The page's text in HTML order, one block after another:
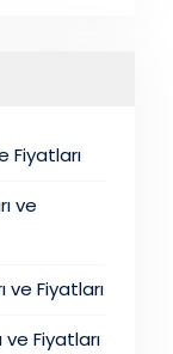
Fiyatları
ve
ve Fiyatları
ve Fiyatları